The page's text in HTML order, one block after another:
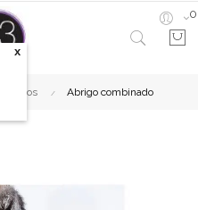
0
Nuevos Abrigo combinado
x